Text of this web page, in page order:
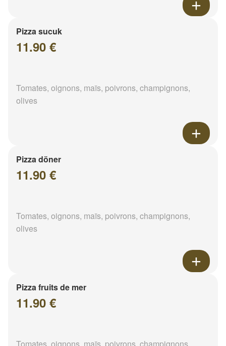
Pizza sucuk
11.90 €
Tomates, oignons, maïs, poivrons, champignons,
olives
Pizza döner
11.90 €
Tomates, oignons, maïs, poivrons, champignons,
olives
Pizza fruits de mer
11.90 €
Tomates, oignons, maïs, poivrons, champignons,